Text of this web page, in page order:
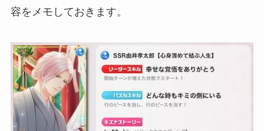
容をメモしておきます。